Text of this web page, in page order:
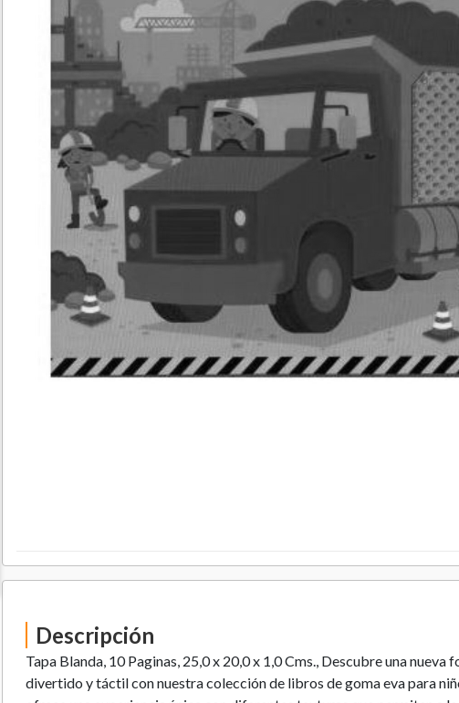
Descripción
Tapa Blanda, 10 Paginas, 25,0 x 20,0 x 1,0 Cms., Descubre una nueva
divertido y táctil con nuestra colección de libros de goma eva para